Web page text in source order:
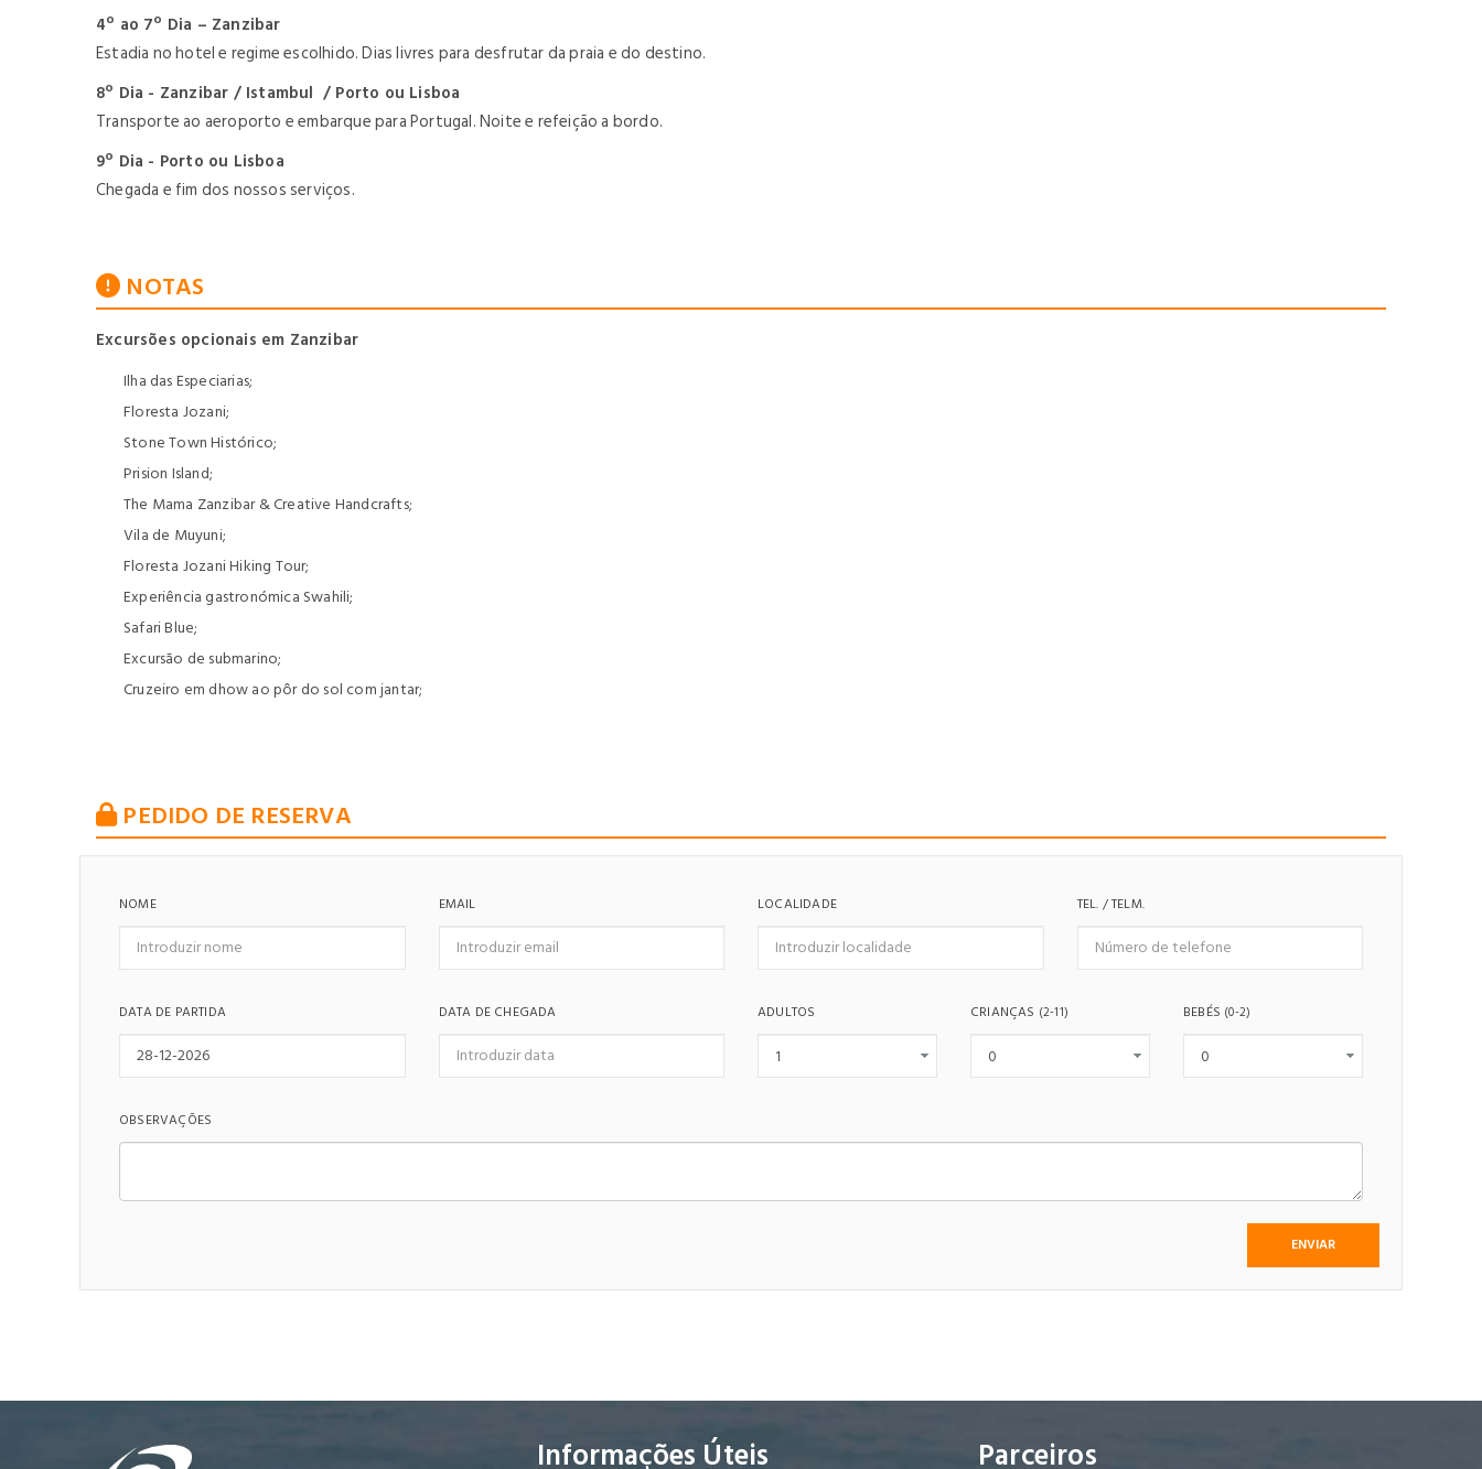
4º ao 7º Dia – Zanzibar
Estadia no hotel e regime escolhido. Dias livres para desfrutar da praia e do destino.
8º Dia - Zanzibar / Istambul / Porto ou Lisboa
Transporte ao aeroporto e embarque para Portugal.Noite e refeição a bordo.
9º Dia - Porto ou Lisboa
Chegada e fim dos nossos serviços.
NOTAS
Excursões opcionais em Zanzibar
Ilha das Especiarias;
Floresta Jozani;
Stone Town Histórico;
Prision Island;
The Mama Zanzibar & Creative Handcrafts;
Vila de Muyuni;
Floresta Jozani Hiking Tour;
Experiência gastronómica Swahili;
Safari Blue;
Excursão de submarino;
Cruzeiro em dhow ao pôr do sol com jantar;
PEDIDO DE RESERVA
NOME EMAIL LOCALIDADE TEL. / TELM.
DATA DE PARTIDA DATA DE CHEGADA ADULTOS CRIANÇAS (2-11) BEBÉS (0-2)
OBSERVAÇÕES
Informações Úteis Parceiros